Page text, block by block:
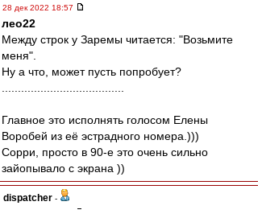
28 дек 2022 18:57
лео22
Между строк у Заремы читается: "Возьмите
меня".
Ну а что, может пусть попробует?
Главное это исполнять голосом Елены
Воробей из её эстрадного номера.)))
Сорри, просто в 90-е это очень сильно
зайопывало с экрана ))
dispatcher -